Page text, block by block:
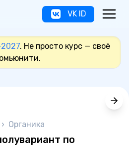
VK ID
2027. Не просто курс — своё
› Органика
по